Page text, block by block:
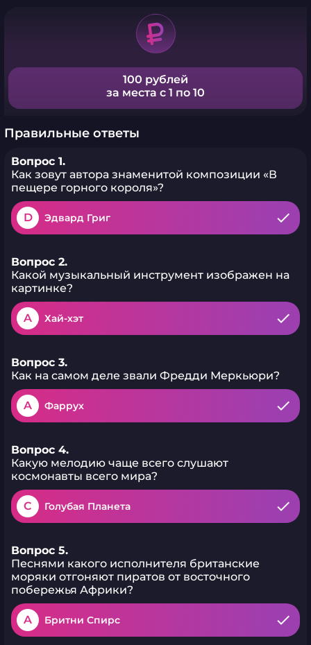
100 рублей
за места с 1 по 10
Правильные ответы
Вопрос 1.
Как зовут автора знаменитой композиции «В
пещере горного короля»?
D Эдвард Григ
Вопрос 2.
Какой музыкальный инструмент изображен на
картинке?
A Хай-хэт
Вопрос 3.
Как на самом деле звали Фредди Меркьюри?
A Фаррух
Вопрос 4.
Какую мелодию чаще всего слушают
космонавты всего мира?
C Голубая Планета
Вопрос 5.
Песнями какого исполнителя британские
моряки отгоняют пиратов от восточного
побережья Африки?
A Бритни Спирс